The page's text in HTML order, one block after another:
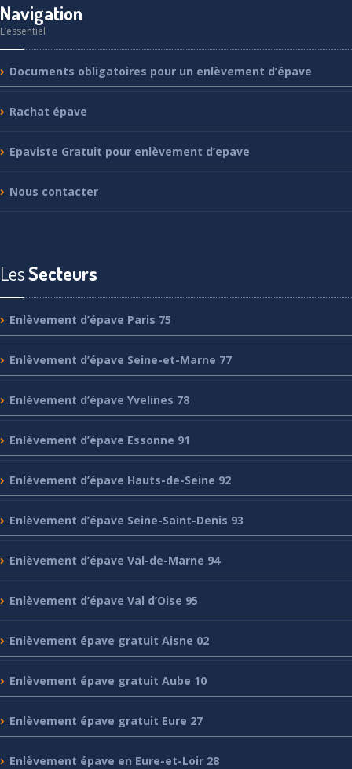
Navigation
L’essentiel
Documents obligatoires pour un enlèvement d’épave
Rachat épave
Epaviste Gratuit pour enlèvement d’epave
Nous contacter
LesSecteurs
Enlèvement d’épave Paris 75
Enlèvement d’épave Seine-et-Marne 77
Enlèvement d’épave Yvelines 78
Enlèvement d’épave Essonne 91
Enlèvement d’épave Hauts-de-Seine 92
Enlèvement d’épave Seine-Saint-Denis 93
Enlèvement d’épave Val-de-Marne 94
Enlèvement d’épave Val d’Oise 95
Enlèvement épave gratuit Aisne 02
Enlèvement épave gratuit Aube 10
Enlèvement épave gratuit Eure 27
Enlèvement épave en Eure-et-Loir 28